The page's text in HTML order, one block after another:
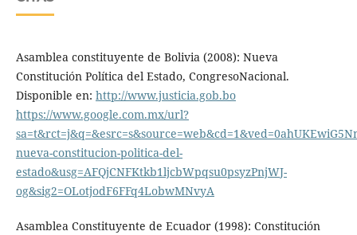
Asamblea constituyente de Bolivia (2008): Nueva
Constitución Política del Estado, CongresoNacional.
Disponible en: http://www.justicia.gob.bo
https://www.google.com.mx/url?
nueva-constitucion-politica-del-
estado&usg=AFQjCNFKtkb1ljcbWpqsu0psyzPnjWJ-
og&sig2=OLotjodF6FFq4LobwMNvyA
Asamblea Constituyente de Ecuador (1998): Constitución